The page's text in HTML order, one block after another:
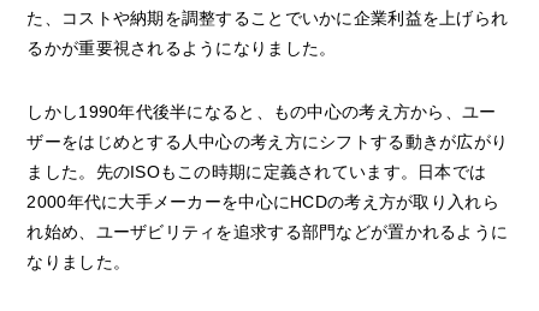
た、コストや納期を調整することでいかに企業利益を上げられ
るかが重要視されるようになりました。
しかし1990年代後半になると、もの中心の考え方から、ユー
ザーをはじめとする人中心の考え方にシフトする動きが広がり
ました。先のISOもこの時期に定義されています。日本では
2000年代に大手メーカーを中心にHCDの考え方が取り入れら
れ始め、ユーザビリティを追求する部門などが置かれるように
なりました。